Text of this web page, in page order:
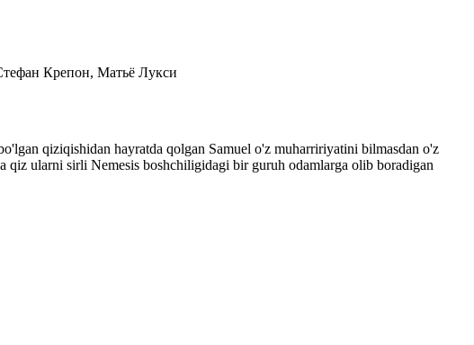
Крепон, Матьё Лукси
qiziqishidan hayratda qolgan Samuel o'z muharririyatini bilmasdan o'z
ularni sirli Nemesis boshchiligidagi bir guruh odamlarga olib boradigan